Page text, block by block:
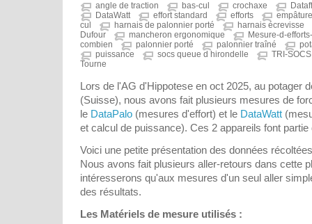
angle de traction bas-cul crochaxe
DataWatt
effort standard efforts
cul
harnais de palonnier porté
harnais écrevisse
Dufour
mancheron ergonomique
Mesure-d-
combien
palonnier porté palonnier traîné
puissance
socs queue d hirondelle
TRI-
Tourne
Lors de l'AG d'Hippotese en oct 2025, au potager
(Suisse), nous avons fait plusieurs mesures de
le DataPalo (mesures d'effort) et le DataWatt
et calcul de puissance). Ces 2 appareils font
Voici une petite présentation des données
Nous avons fait plusieurs aller-retours dans cette
intéresserons qu'aux mesures d'un seul aller
des résultats.
Les Matériels de mesure utilisés :